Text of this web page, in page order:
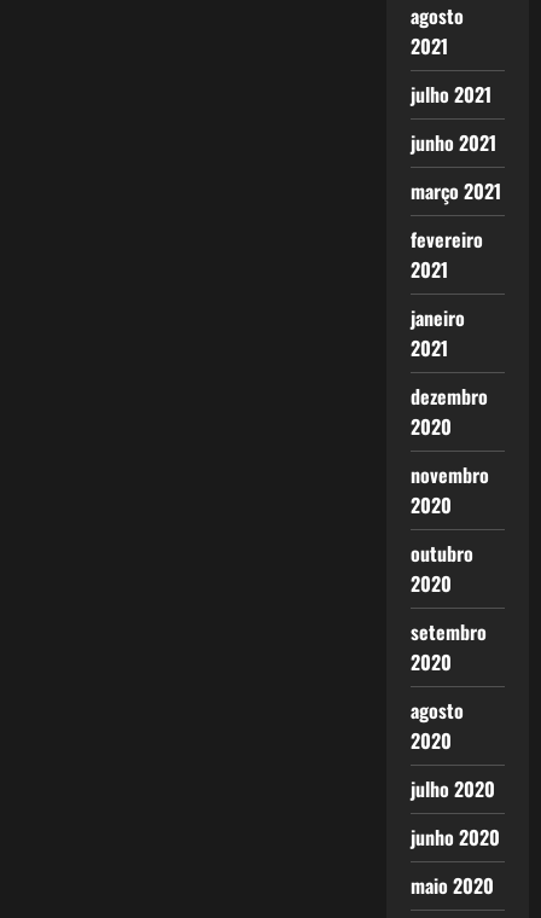
agosto
2021
julho 2021
junho 2021
março 2021
fevereiro
2021
janeiro
2021
dezembro
2020
novembro
2020
outubro
2020
setembro
2020
agosto
2020
julho 2020
junho 2020
maio 2020